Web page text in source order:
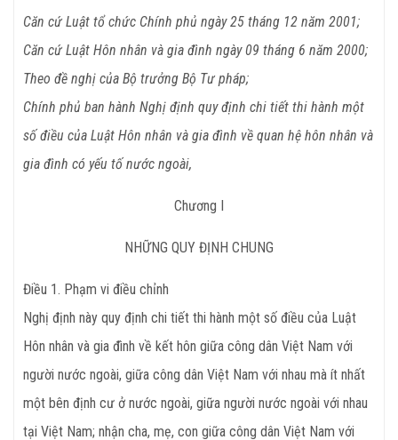
Căn cứ Luật tổ chức Chính phủ ngày 25 tháng 12 năm 2001;
Căn cứ Luật Hôn nhân và gia đình ngày 09 tháng 6 năm 2000;
Theo đề nghị của Bộ trưởng Bộ Tư pháp;
Chính phủ ban hành Nghị định quy định chi tiết thi hành một
số điều của Luật Hôn nhân và gia đình về quan hệ hôn nhân và
gia đình có yếu tố nước ngoài,
Chương I
NHỮNG QUY ĐỊNH CHUNG
Điều 1. Phạm vi điều chỉnh
Nghị định này quy định chi tiết thi hành một số điều của Luật
Hôn nhân và gia đình về kết hôn giữa công dân Việt Nam với
người nước ngoài, giữa công dân Việt Nam với nhau mà ít nhất
một bên định cư ở nước ngoài, giữa người nước ngoài với nhau
tại Việt Nam; nhận cha, mẹ, con giữa công dân Việt Nam với